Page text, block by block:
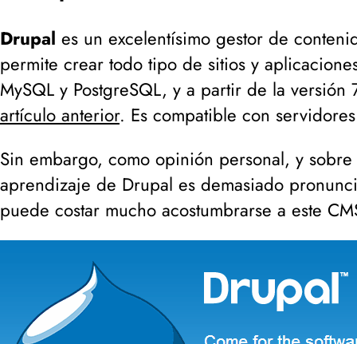
Drupal es un excelentísimo gestor de
permite crear todo tipo de sitios y
MySQL y PostgreSQL, y a partir de la
artículo anterior. Es compatible con
Sin embargo, como opinión personal, y
aprendizaje de Drupal es demasiado
puede costar mucho acostumbrarse a este